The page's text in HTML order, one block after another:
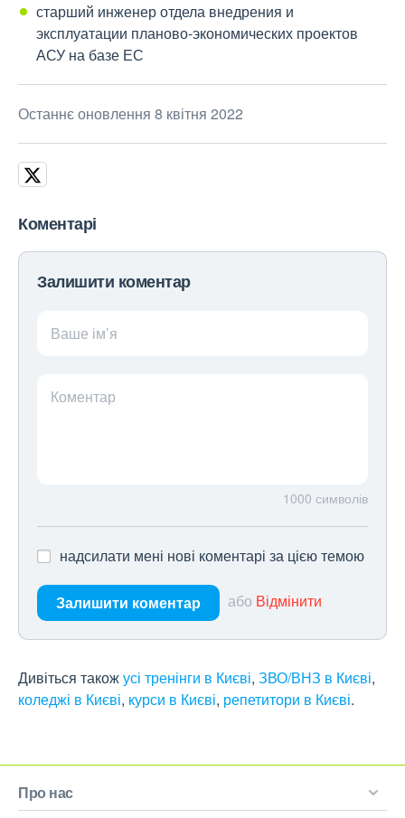
старший инженер отдела внедрения и
эксплуатации планово-экономических проектов
АСУ на базе ЕС
Останнє оновлення 8 квітня 2022
Коментарі
Залишити коментар
Ваше ім’я
Коментар
1000 символів
надсилати мені нові коментарі за цією темою
Залишити коментар або Відмінити
Дивіться такожусі тренінги в Києві, ЗВО/ВНЗ в Києві,
коледжі в Києві, курси в Києві, репетитори в Києві.
Про нас